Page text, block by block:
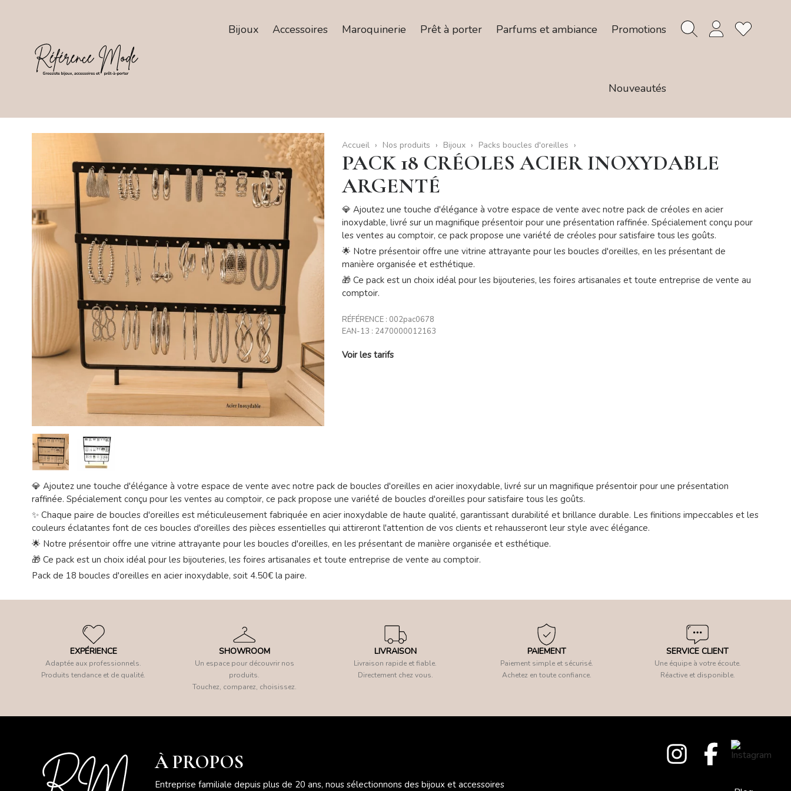
Bijoux Accessoires Maroquinerie Prêt à porter Parfums et ambiance Promotions
Nouveautés
Accueil Nos produits Bijoux Packs boucles d'oreilles
PACK 18 CRÉOLES ACIER INOXYDABLE
ARGENTÉ
💎 Ajoutez une touche d'élégance à votre espace de vente avec notre pack de créoles en acier
inoxydable, livré sur un magnifique présentoir pour une présentation raffinée. Spécialement conçu pour
les ventes au comptoir, ce pack propose une variété de créoles pour satisfaire tous les goûts.
🌟 Notre présentoir offre une vitrine attrayante pour les boucles d'oreilles, en les présentant de
manière organisée et esthétique.
🎁 Ce pack est un choix idéal pour les bijouteries, les foires artisanales et toute entreprise de vente au
comptoir.
RÉFÉRENCE : 002pac0678
EAN-13 : 2470000012163
Voir les tarifs
💎 Ajoutez une touche d'élégance à votre espace de vente avec notre pack de boucles d'oreilles en acier inoxydable, livré sur un magnifique présentoir pour une présentation
raffinée. Spécialement conçu pour les ventes au comptoir, ce pack propose une variété de boucles d'oreilles pour satisfaire tous les goûts.
✨ Chaque paire de boucles d'oreilles est méticuleusement fabriquée en acier inoxydable de haute qualité, garantissant durabilité et brillance durable. Les finitions impeccables et les
couleurs éclatantes font de ces boucles d'oreilles des pièces essentielles qui attireront l'attention de vos clients et rehausseront leur style avec élégance.
🌟 Notre présentoir offre une vitrine attrayante pour les boucles d'oreilles, en les présentant de manière organisée et esthétique.
🎁 Ce pack est un choix idéal pour les bijouteries, les foires artisanales et toute entreprise de vente au comptoir.
Pack de 18 boucles d'oreilles en acier inoxydable, soit 4.50€ la paire.
EXPÉRIENCE
Adaptée aux professionnels.
Produits tendance et de qualité.
SHOWROOM
Un espace pour découvrir nos
produits.
Touchez, comparez, choisissez.
LIVRAISON
Livraison rapide et fiable.
Directement chez vous.
PAIEMENT
Paiement simple et sécurisé.
Achetez en toute confiance.
SERVICE CLIENT
Une équipe à votre écoute.
Réactive et disponible.
À PROPOS
Entreprise familiale depuis plus de 20 ans, nous sélectionnons des bijoux et accessoires